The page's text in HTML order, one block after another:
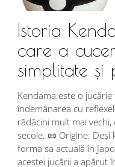
Istoria
care a
simplitate și
Kendama este o
îndemânarea cu
rădăcini mult mai
secole. 📜 Origine:
forma sa actuală în
acestei jucării a apărut